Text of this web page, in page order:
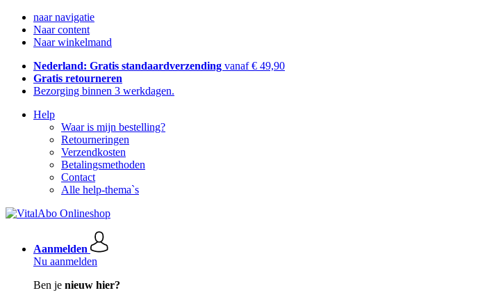
naar navigatie
Naar content
Naar winkelmand
Nederland: Gratis standaardverzending vanaf € 49,90
Gratis retourneren
Bezorging binnen 3 werkdagen.
Help
Waar is mijn bestelling?
Retourneringen
Verzendkosten
Betalingsmethoden
Contact
Alle help-thema`s
Aanmelden
Nu aanmelden
Ben je nieuw hier?